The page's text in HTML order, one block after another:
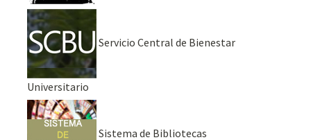
Servicio Central de Bienestar
Universitario
Sistema de Bibliotecas